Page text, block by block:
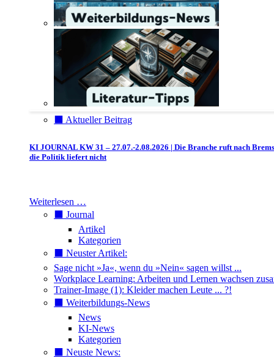
⬛️ Aktueller Beitrag
KI JOURNAL KW 31 – 27.07.-2.08.2026 | Die Branche ruft nach
die Politik liefert nicht
Weiterlesen …
⬛️ Journal
Artikel
Kategorien
⬛️ Neuster Artikel:
Sage nicht »Ja«, wenn du »Nein« sagen willst ...
Workplace Learning: Arbeiten und Lernen wachsen
Trainer-Image (1): Kleider machen Leute ... ?!
⬛️ Weiterbildungs-News
News
KI-News
Kategorien
⬛️ Neuste News: